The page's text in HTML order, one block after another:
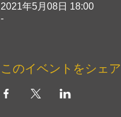
2021年5月08日 18:00
-
このイベントをシェア